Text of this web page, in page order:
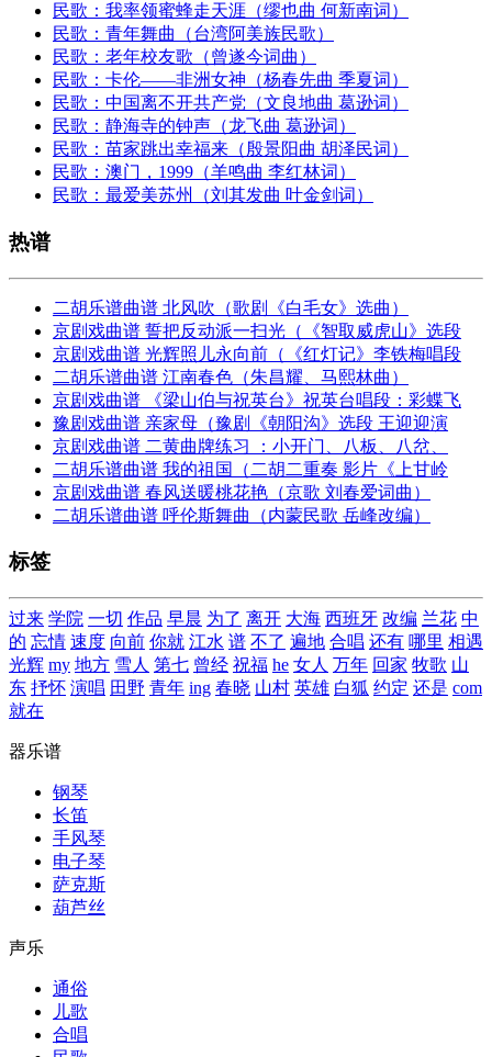
民歌：我率领蜜蜂走天涯（缪也曲 何新南词）
民歌：青年舞曲（台湾阿美族民歌）
民歌：老年校友歌（曾遂今词曲）
民歌：卡伦——非洲女神（杨春先曲 季夏词）
民歌：中国离不开共产党（文良地曲 葛逊词）
民歌：静海寺的钟声（龙飞曲 葛逊词）
民歌：苗家跳出幸福来（殷景阳曲 胡泽民词）
民歌：澳门，1999（羊鸣曲 李红林词）
民歌：最爱美苏州（刘其发曲 叶金剑词）
热谱
二胡乐谱曲谱 北风吹（歌剧《白毛女》选曲）
京剧戏曲谱 誓把反动派一扫光（《智取威虎山》选段
京剧戏曲谱 光辉照儿永向前（《红灯记》李铁梅唱段
二胡乐谱曲谱 江南春色（朱昌耀、马熙林曲）
京剧戏曲谱 《梁山伯与祝英台》祝英台唱段：彩蝶飞
豫剧戏曲谱 亲家母（豫剧《朝阳沟》选段 王迎迎演
京剧戏曲谱 二黄曲牌练习 ：小开门、八板、八岔、
二胡乐谱曲谱 我的祖国（二胡二重奏 影片《上甘岭
京剧戏曲谱 春风送暖桃花艳（京歌 刘春爱词曲）
二胡乐谱曲谱 呼伦斯舞曲（内蒙民歌 岳峰改编）
标签
过来 学院 一切 作品 早晨 为了 离开 大海 西班牙 改编 兰花 中
的 忘情 速度 向前 你就 江水 谱 不了 遍地 合唱 还有 哪里 相遇
光辉 my 地方 雪人 第七 曾经 祝福 he 女人 万年 回家 牧歌 山
东 抒怀 演唱 田野 青年 ing 春晓 山村 英雄 白狐 约定 还是 com
就在
器乐谱
钢琴
长笛
手风琴
电子琴
萨克斯
葫芦丝
声乐
通俗
儿歌
合唱